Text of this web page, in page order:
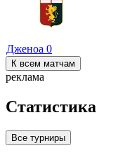
Дженоа 0
К всем матчам
реклама
Статистика
Все турниры